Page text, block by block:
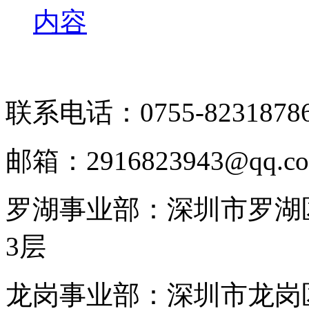
内容
联系电话：0755-
邮箱：
罗湖事业部：深圳市罗
3层
龙岗事业部：深圳市龙